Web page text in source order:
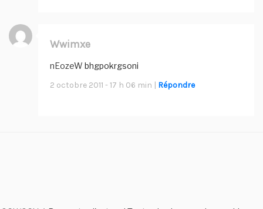
Wwimxe
nEozeW bhgpokrgsoni
2 octobre 2011 - 17 h 06 min | Répondre